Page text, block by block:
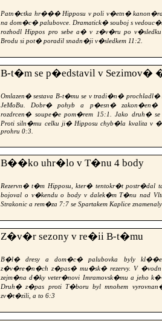
Patn�ctka hr��� Hipposu v poli v�etn� kanon�ra
na dom�c� palubovce. Dramatick� souboj s
rozhodl Hippos pro sebe a� v z�v�ru po
Brodu si pot� poradil snadn�ji v�sledkem 11:2.
B-t�m se p�edstavil v Sezimov�
Omlazen� sestava B-t�mu se v tradi�n� prochladl�
JeMoBu. Dobr� pohyb a p�esn� zakon�en�
rozdrcen� soupe�e pom�rem 15:1. Jako druh�
Proti siln�mu celku ji� Hipposu chyb�la kvalita v
prohru 0:3.
B��ko uhr�lo v T�nu 4 body
Rezervn� t�m Hipposu, kter� tentokr�t postr�dal
bojoval o v�kendu o body v dalek�m T�nu nad
Strakonic a rem�za 7:7 se Spartakem Kaplice
Z�v�r sezony v re�ii B-t�mu
B�l� dresy a dom�c� palubovka byly
z�v�re�n�ch z�pas� mu�sk� rezervy. V
zejm�na d�ky veter�novi Imramovsk�mu a jeho
Druh� z�pas proti T�boru byl mnohem
zv�t�zili, a to 6:3